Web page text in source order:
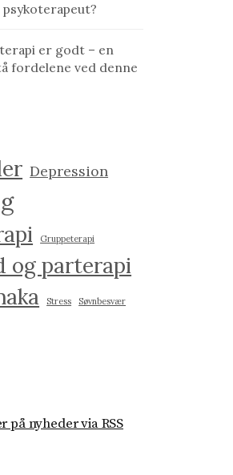
er godt – en
fordelene ved denne
Depression
Gruppeterapi
og parterapi
Stress Søvnbesvær
på nyheder via RSS